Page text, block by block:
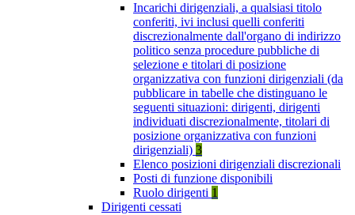
Incarichi dirigenziali, a qualsiasi titolo
conferiti, ivi inclusi quelli conferiti
discrezionalmente dall'organo di indirizzo
politico senza procedure pubbliche di
selezione e titolari di posizione
organizzativa con funzioni dirigenziali (da
pubblicare in tabelle che distinguano le
seguenti situazioni: dirigenti, dirigenti
individuati discrezionalmente, titolari di
posizione organizzativa con funzioni
dirigenziali) 3
Elenco posizioni dirigenziali discrezionali
Posti di funzione disponibili
Ruolo dirigenti 1
Dirigenti cessati